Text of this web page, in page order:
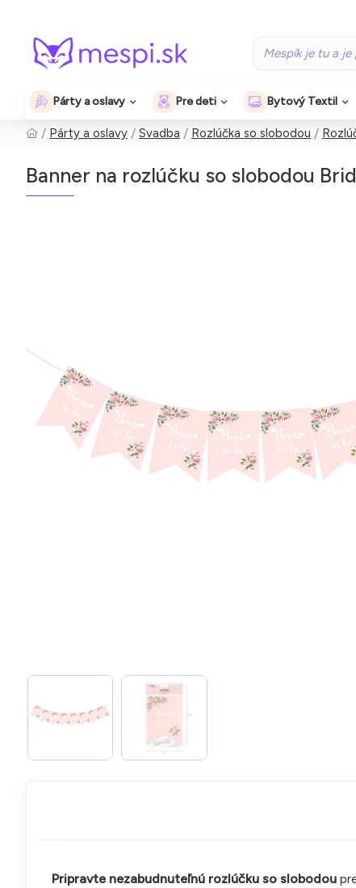
Párty a oslavy Pre deti Bytový Textil
Párty a oslavy Svadba Rozlúčka so slobodou
Banner na rozlúčku so slobodou
Pripravte nezabudnuteľnú rozlúčku so slobodou